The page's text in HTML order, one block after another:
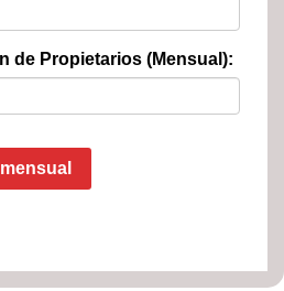
de Propietarios (Mensual):